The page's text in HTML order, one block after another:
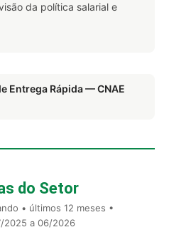
da política salarial e
Entrega Rápida — CNAE
do Setor
• últimos 12 meses •
2025 a 06/2026